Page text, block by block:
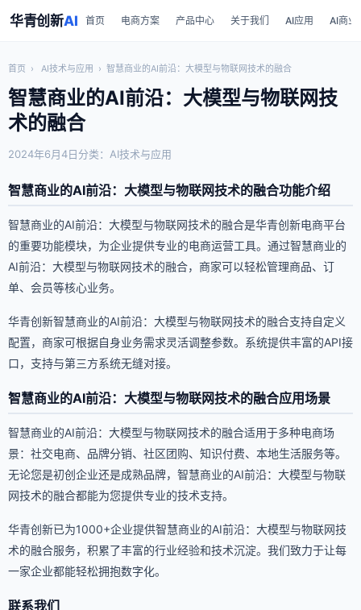
华青创新AI 首页 电商方案 产品中心 关于我们 AI应用 AI商业
首页 › AI技术与应用 › 智慧商业的AI前沿：大模型与物联网技术的融合
智慧商业的AI前沿：大模型与物联网技
术的融合
2024年6月4日分类：AI技术与应用
智慧商业的AI前沿：大模型与物联网技术的融合功能介绍
智慧商业的AI前沿：大模型与物联网技术的融合是华青创新电商平台
的重要功能模块，为企业提供专业的电商运营工具。通过智慧商业的
AI前沿：大模型与物联网技术的融合，商家可以轻松管理商品、订
单、会员等核心业务。
华青创新智慧商业的AI前沿：大模型与物联网技术的融合支持自定义
配置，商家可根据自身业务需求灵活调整参数。系统提供丰富的API接
口，支持与第三方系统无缝对接。
智慧商业的AI前沿：大模型与物联网技术的融合应用场景
智慧商业的AI前沿：大模型与物联网技术的融合适用于多种电商场
景：社交电商、品牌分销、社区团购、知识付费、本地生活服务等。
无论您是初创企业还是成熟品牌，智慧商业的AI前沿：大模型与物联
网技术的融合都能为您提供专业的技术支持。
华青创新已为1000+企业提供智慧商业的AI前沿：大模型与物联网技
术的融合服务，积累了丰富的行业经验和技术沉淀。我们致力于让每
一家企业都能轻松拥抱数字化。
联系我们